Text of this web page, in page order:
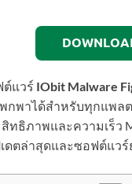
แวร์ IObit Malware
กพาได้สำหรับทุกแพล
ทธิภาพและความเร็ว
ดตล่าสุดและซอฟต์แว